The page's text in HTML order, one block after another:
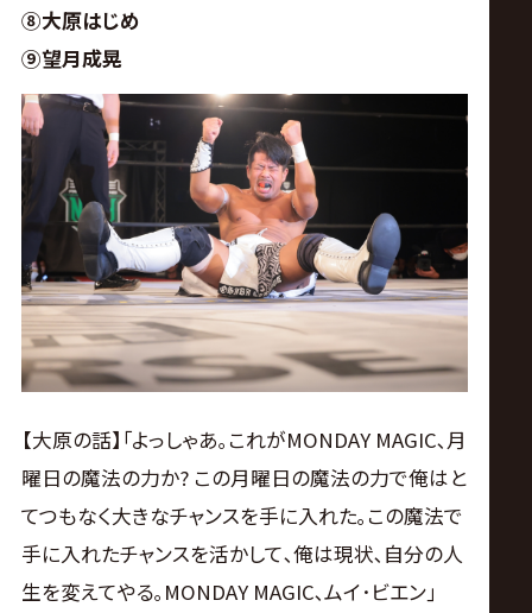
⑧大原はじめ
⑨望月成晃
【大原の話】｢よっしゃあ｡これがMONDAY MAGIC､月
曜日の魔法の力か? この月曜日の魔法の力で俺はと
てつもなく大きなチャンスを手に入れた｡この魔法で
手に入れたチャンスを活かして､俺は現状､自分の人
生を変えてやる｡MONDAY MAGIC､ムイ･ビエン｣